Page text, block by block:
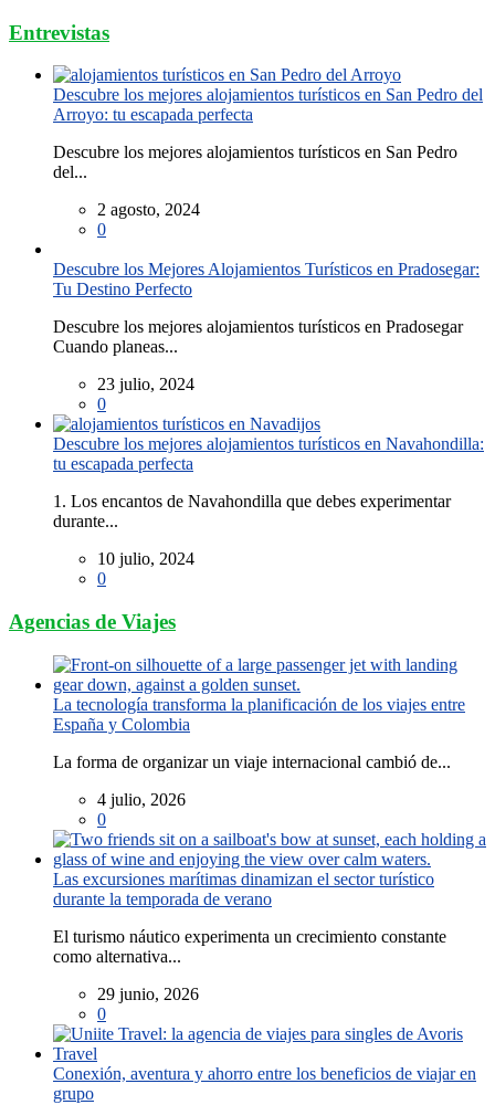
Entrevistas
Descubre los mejores alojamientos turísticos en San Pedro del
Arroyo: tu escapada perfecta
Descubre los mejores alojamientos turísticos en San Pedro
del...
2 agosto, 2024
0
Descubre los Mejores Alojamientos Turísticos en Pradosegar:
Tu Destino Perfecto
Descubre los mejores alojamientos turísticos en Pradosegar
Cuando planeas...
23 julio, 2024
0
Descubre los mejores alojamientos turísticos en Navahondilla:
tu escapada perfecta
1. Los encantos de Navahondilla que debes experimentar
durante...
10 julio, 2024
0
Agencias de Viajes
La tecnología transforma la planificación de los viajes entre
España y Colombia
La forma de organizar un viaje internacional cambió de...
4 julio, 2026
0
Las excursiones marítimas dinamizan el sector turístico
durante la temporada de verano
El turismo náutico experimenta un crecimiento constante
como alternativa...
29 junio, 2026
0
Conexión, aventura y ahorro entre los beneficios de viajar en
grupo